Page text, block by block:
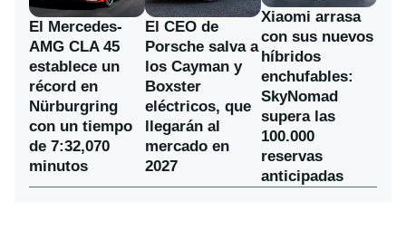
El Mercedes-
AMG CLA 45
establece un
récord en
Nürburgring
con un tiempo
de 7:32,070
minutos
El CEO de
Porsche salva a
los Cayman y
Boxster
eléctricos, que
llegarán al
mercado en
2027
Xiaomi arrasa
con sus nuevos
híbridos
enchufables:
SkyNomad
supera las
100.000
reservas
anticipadas